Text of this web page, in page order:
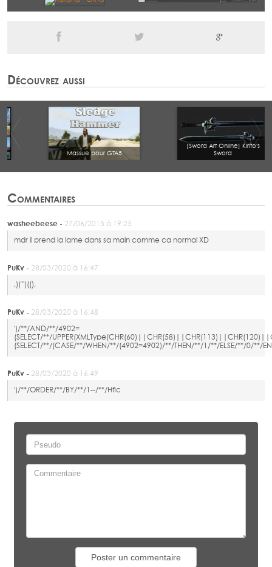
Découvrez aussi
Laser Hammer of Thor Apocalypse
Commentaires
washeebeese - 27/06/2015 à 19:25
mdr il prend la lame dans sa main comme ca normal XD
PuKv - 28/03/2020 à 16:47
,))"')((),
PuKv - 28/03/2020 à 16:48
')/**/AND/**/4902=
(SELECT/**/
(SELECT/**/(CASE/**/WHEN/**/(4902=4902)/**/THEN/**/1/**/ELSE/**/
PuKv - 28/03/2020 à 16:49
')/**/ORDER/**/BY/**/1--/**/Hflc